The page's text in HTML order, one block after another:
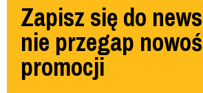
Zapisz się do
nie przegap
promocji